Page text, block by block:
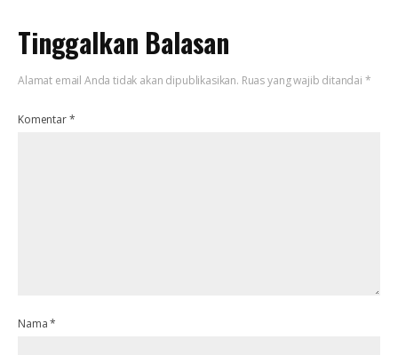
Tinggalkan Balasan
Alamat email Anda tidak akan dipublikasikan. Ruas yang wajib ditandai *
Komentar*
Nama*